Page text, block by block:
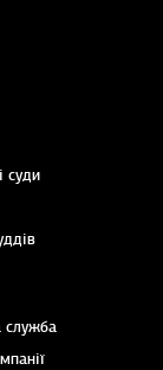
суди
служба